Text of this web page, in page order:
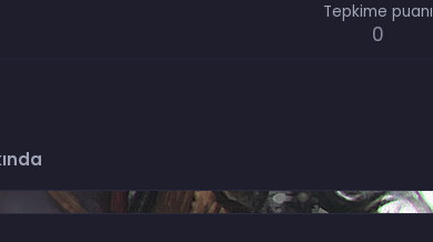
Tepkime puanı
0